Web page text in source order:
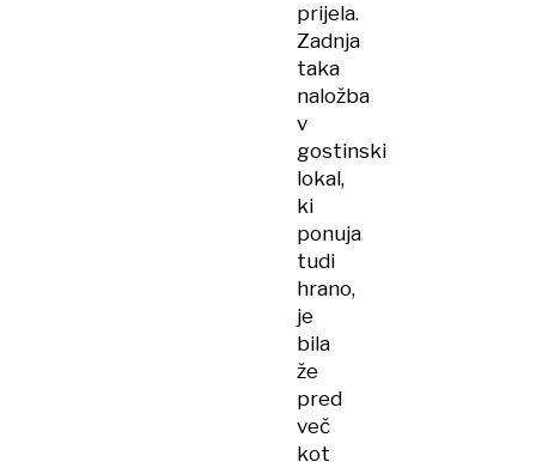
prijela.
Zadnja
taka
naložba
v
gostinski
lokal,
ki
ponuja
tudi
hrano,
je
bila
že
pred
več
kot